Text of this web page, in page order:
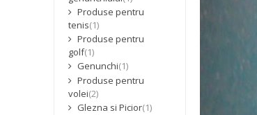
Produse pentru
tenis(1)
Produse pentru
golf(1)
Genunchi(1)
Produse pentru
volei(2)
Glezna si Picior(1)